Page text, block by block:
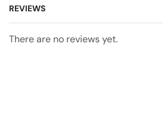
REVIEWS
There are no reviews yet.